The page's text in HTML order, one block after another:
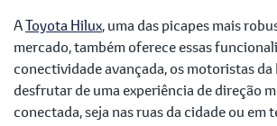
AToyota Hilux, uma das picapes mais
mercado, também oferece essas
conectividade avançada, os motoristas da
desfrutar de uma experiência de direção
conectada, seja nas ruas da cidade ou em